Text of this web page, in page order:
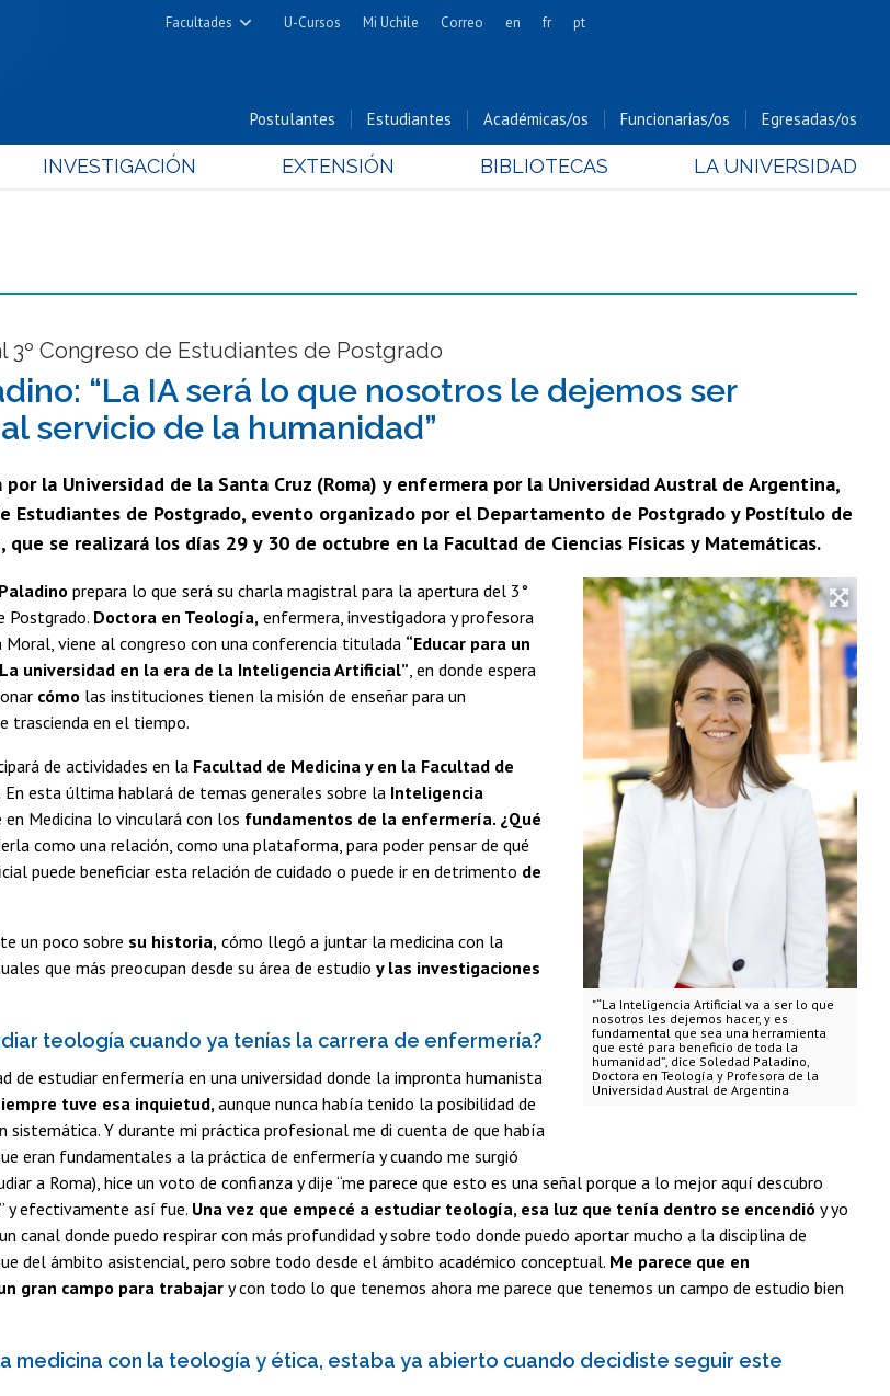
Facultades
Cs. Físicas y Matemáticas
Cs. Forestales y Conservación
Cs. Químicas y Farmacéuticas
Cs. Sociales
Estudios Avanzados en Educación
Nutrición y Tecnología de
Alimentos
Bachillerato
Hospital Clínico
U-Cursos Mi Uchile Correo en fr pt
Postulantes Estudiantes Académicas/os Funcionarias/os Egresadas/os
INVESTIGACIÓN EXTENSIÓN BIBLIOTECAS LA UNIVERSIDAD
3º Congreso de Estudiantes de Postgrado
“La IA será lo que nosotros le dejemos ser
servicio de la humanidad”
la Universidad de la Santa Cruz (Roma) y enfermera por la Universidad Austral de Argentina,
Estudiantes de Postgrado, evento organizado por el Departamento de Postgrado y Postítulo de
que se realizará los días 29 y 30 de octubre en la Facultad de Ciencias Físicas y Matemáticas.
"“La Inteligencia Artificial va a ser lo que
nosotros les dejemos hacer, y es
fundamental que sea una herramienta
que esté para beneficio de toda la
humanidad”, dice Soledad Paladino,
Doctora en Teología y Profesora de la
Universidad Austral de Argentina
prepara lo que será su charla magistral para la apertura del 3°
Postgrado. Doctora en Teología, enfermera, investigadora y profesora
viene al congreso con una conferencia titulada “Educar para un
universidad en la era de la Inteligencia Artificial” , en donde espera
cómo las instituciones tienen la misión de enseñar para un
trascienda en el tiempo.
de actividades en la Facultad de Medicina y en la Facultad de
En esta última hablará de temas generales sobre la Inteligencia
en Medicina lo vinculará con los fundamentos de la enfermería. ¿Qué
como una relación, como una plataforma, para poder pensar de qué
puede beneficiar esta relación de cuidado o puede ir en detrimento de
un poco sobre su historia, cómo llegó a juntar la medicina con la
que más preocupan desde su área de estudio y las investigaciones
teología cuando ya tenías la carrera de enfermería?
de estudiar enfermería en una universidad donde la impronta humanista
tuve esa inquietud, aunque nunca había tenido la posibilidad de
sistemática. Y durante mi práctica profesional me di cuenta de que había
eran fundamentales a la práctica de enfermería y cuando me surgió
a Roma), hice un voto de confianza y dije “me parece que esto es una señal porque a lo mejor aquí descubro
y efectivamente así fue. Una vez que empecé a estudiar teología, esa luz que tenía dentro se encendió y yo
canal donde puedo respirar con más profundidad y sobre todo donde puedo aportar mucho a la disciplina de
del ámbito asistencial, pero sobre todo desde el ámbito académico conceptual. Me parece que en
gran campo para trabajar y con todo lo que tenemos ahora me parece que tenemos un campo de estudio bien
medicina con la teología y ética, estaba ya abierto cuando decidiste seguir este